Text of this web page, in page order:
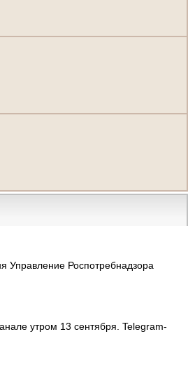
Управление Роспотребнадзора
утром 13 сентября. Telegram-